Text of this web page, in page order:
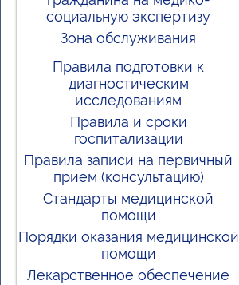
социальную экспертизу
Зона обслуживания
Правила подготовки к
диагностическим
исследованиям
Правила и сроки
госпитализации
Правила записи на первичный
прием (консультацию)
Стандарты медицинской
помощи
Порядки оказания медицинской
помощи
Лекарственное обеспечение